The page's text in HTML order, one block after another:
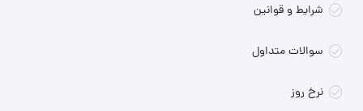
شرایط و قوانین
سوالات متداول
نرخ روز